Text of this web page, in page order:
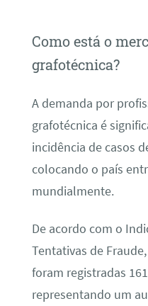
Como está o
grafotécnica?
A demanda por
grafotécnica é
incidência de casos
colocando o país
mundialmente.
De acordo com o
Tentativas de
foram registradas
representando um